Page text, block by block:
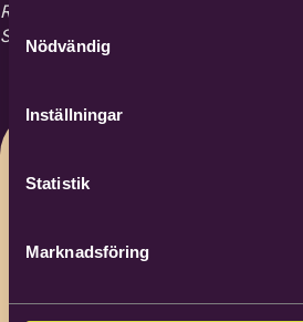
Samtyckesval
Nödvändig
Inställningar
Statistik
Marknadsföring
RPG Equmeniakyrkan Trollhättan och
Studieförbundet Bilda.